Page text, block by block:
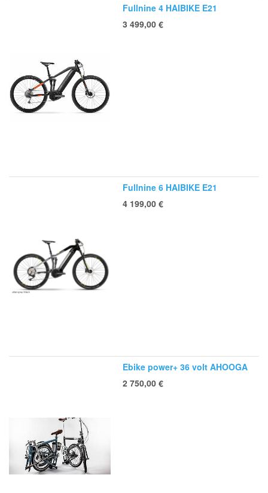
Fullnine 4 HAIBIKE E21
3 499,00 €
Fullnine 6 HAIBIKE E21
4 199,00 €
Ebike power+ 36 volt AHOOGA
2 750,00 €